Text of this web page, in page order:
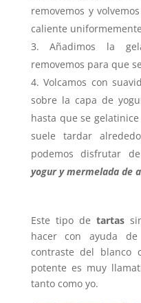
removemos y
caliente
Añadimos la
removemos para que
Volcamos con
sobre la capa de
hasta que se
suele tardar
podemos disfrutar
yogur y mermelada de
Este tipo de tartas
hacer con ayuda
contraste del blanco
potente es muy
tanto como yo.